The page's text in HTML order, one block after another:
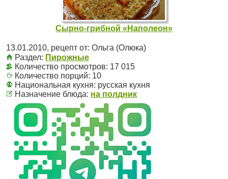
Сырно-грибной «Наполеон»
13.01.2010, рецепт от: Ольга (Олюка)
Раздел: Пирожные
Количество просмотров: 17 015
Количество порций: 10
Национальная кухня: русская кухня
Назначение блюда: на полдник